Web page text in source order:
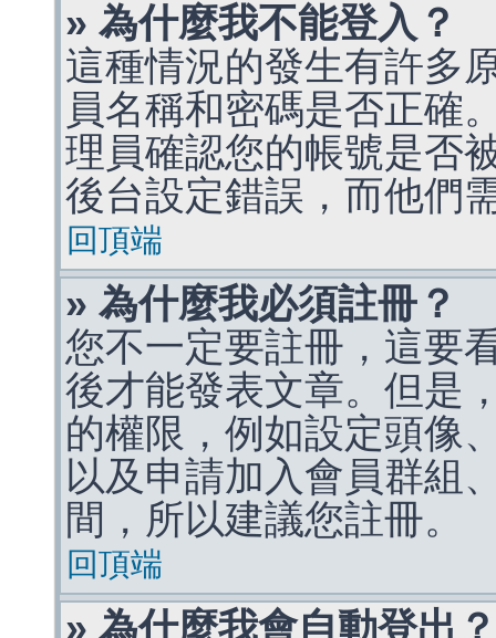
» 為什麼我不能登入？
這種情況的發生有許多
員名稱和密碼是否正確
理員確認您的帳號是否
後台設定錯誤，而他們
回頂端
» 為什麼我必須註冊？
您不一定要註冊，這要
後才能發表文章。但是
的權限，例如設定頭像
以及申請加入會員群組
間，所以建議您註冊。
回頂端
» 為什麼我會自動登出？